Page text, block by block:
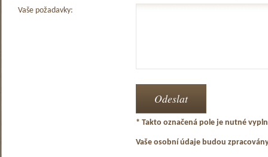
Vaše požadavky:
* Takto označená pole je nutné
Vaše osobní údaje budou